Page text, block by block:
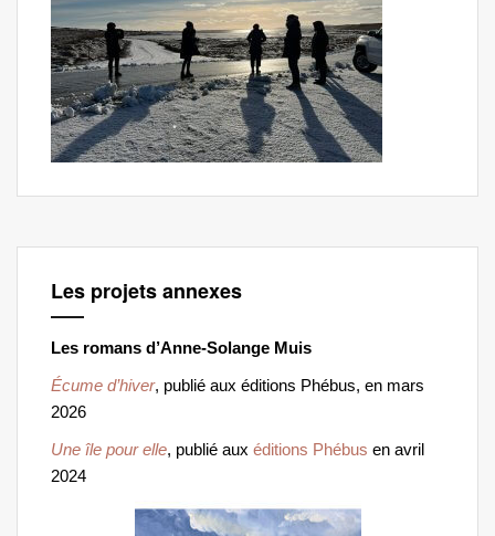
Les projets annexes
Les romans d’Anne-Solange Muis
Écume d’hiver, publié aux éditions Phébus, en mars
2026
Une île pour elle, publié aux éditions Phébus en avril
2024